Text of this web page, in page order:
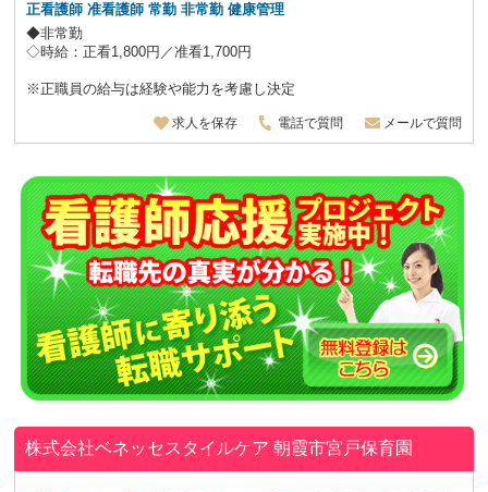
正看護師 准看護師常勤 非常勤 健康管理
◆非常勤
◇時給：正看1,800円／准看1,700円
※正職員の給与は経験や能力を考慮し決定
求人を保存 電話で質問 メールで質問
株式会社ベネッセスタイルケア朝霞市宮戸保育園